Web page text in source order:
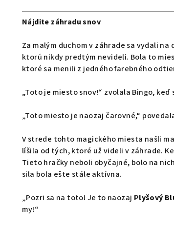
Nájdite záhradu snov
Za malým duchom v záhrade sa vydali
ktorú nikdy predtým nevideli. Bola to
ktoré sa menili z jedného farebného
„Toto je miesto snov!“ zvolala Bingo,
„Toto miesto je naozaj čarovné,“
V strede tohto magického miesta našli
líšila od tých, ktoré už videli v záhrade.
Tieto hračky neboli obyčajné, bolo na
sila bola ešte stále aktívna.
„Pozri sa na toto! Je to naozaj Plyšový
my!“